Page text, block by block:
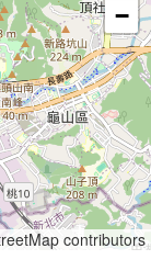
−
contributors